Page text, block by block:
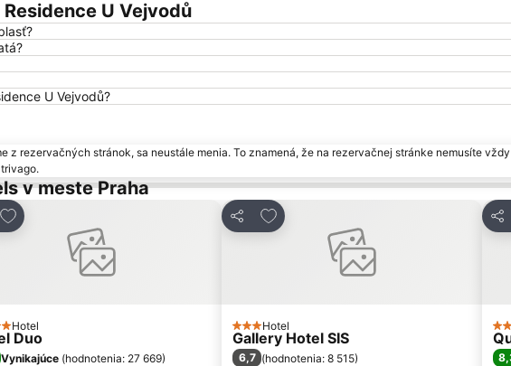
U Vejvodů
U Vejvodů?
z rezervačných stránok, sa neustále menia. To znamená, že na rezervačnej stránke nemusíte
v meste Praha
Pridať do obľúbených
hviezdičiek
Hotel
Duo
Vynikajúce (hodnotenia: 27 669)
Zdieľať
Pridať do obľúbených
3 Počet hviezdičiek
Hotel
Gallery Hotel SIS
6,7 (hodnotenia: 8 515)
4